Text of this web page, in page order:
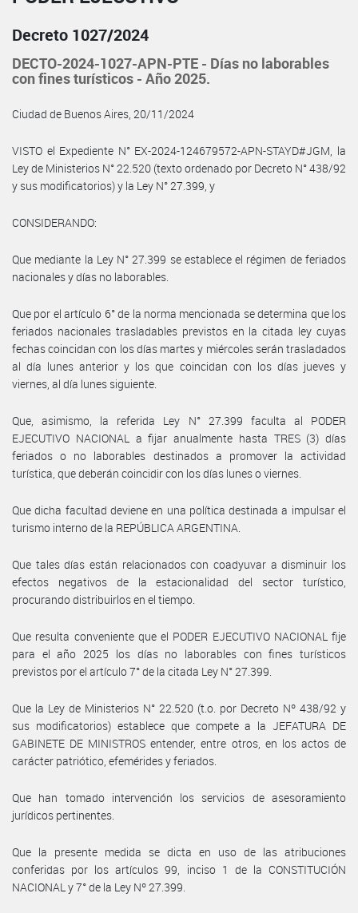
Decreto 1027/2024
DECTO-2024-1027-APN-PTE - Días no laborables
con fines turísticos - Año 2025.
Ciudad de Buenos Aires, 20/11/2024
VISTO el Expediente N° EX-2024-124679572-APN-STAYD#JGM, la
Ley de Ministerios N° 22.520 (texto ordenado por Decreto N° 438/92
y sus modificatorios) y la Ley N° 27.399, y
CONSIDERANDO:
Que mediante la Ley N° 27.399 se establece el régimen de feriados
nacionales y días no laborables.
Que por el artículo 6° de la norma mencionada se determina que los
feriados nacionales trasladables previstos en la citada ley cuyas
fechas coincidan con los días martes y miércoles serán trasladados
al día lunes anterior y los que coincidan con los días jueves y
viernes, al día lunes siguiente.
Que, asimismo, la referida Ley N° 27.399 faculta al PODER
EJECUTIVO NACIONAL a fijar anualmente hasta TRES (3) días
feriados o no laborables destinados a promover la actividad
turística, que deberán coincidir con los días lunes o viernes.
Que dicha facultad deviene en una política destinada a impulsar el
turismo interno de la REPÚBLICA ARGENTINA.
Que tales días están relacionados con coadyuvar a disminuir los
efectos negativos de la estacionalidad del sector turístico,
procurando distribuirlos en el tiempo.
Que resulta conveniente que el PODER EJECUTIVO NACIONAL fije
para el año 2025 los días no laborables con fines turísticos
previstos por el artículo 7° de la citada Ley N° 27.399.
Que la Ley de Ministerios N° 22.520 (t.o. por Decreto Nº 438/92 y
sus modificatorios) establece que compete a la JEFATURA DE
GABINETE DE MINISTROS entender, entre otros, en los actos de
carácter patriótico, efemérides y feriados.
Que han tomado intervención los servicios de asesoramiento
jurídicos pertinentes.
Que la presente medida se dicta en uso de las atribuciones
conferidas por los artículos 99, inciso 1 de la CONSTITUCIÓN
NACIONAL y 7° de la Ley Nº 27.399.